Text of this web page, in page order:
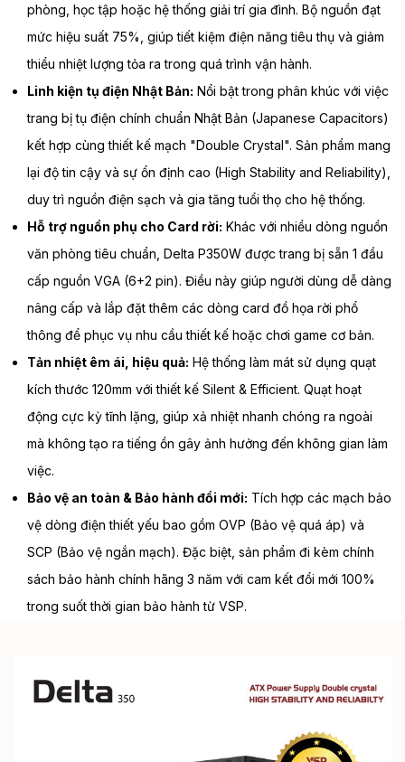
phòng, học tập hoặc hệ thống giải trí gia đình. Bộ nguồn đạt
mức hiệu suất 75%, giúp tiết kiệm điện năng tiêu thụ và giảm
thiểu nhiệt lượng tỏa ra trong quá trình vận hành.
Linh kiện tụ điện Nhật Bản: Nổi bật trong phân khúc với việc
trang bị tụ điện chính chuẩn Nhật Bản (Japanese Capacitors)
kết hợp cùng thiết kế mạch "Double Crystal". Sản phẩm mang
lại độ tin cậy và sự ổn định cao (High Stability and Reliability),
duy trì nguồn điện sạch và gia tăng tuổi thọ cho hệ thống.
Hỗ trợ nguồn phụ cho Card rời: Khác với nhiều dòng nguồn
văn phòng tiêu chuẩn, Delta P350W được trang bị sẵn 1 đầu
cấp nguồn VGA (6+2 pin). Điều này giúp người dùng dễ dàng
nâng cấp và lắp đặt thêm các dòng card đồ họa rời phổ
thông để phục vụ nhu cầu thiết kế hoặc chơi game cơ bản.
Tản nhiệt êm ái, hiệu quả: Hệ thống làm mát sử dụng quạt
kích thước 120mm với thiết kế Silent & Efficient. Quạt hoạt
động cực kỳ tĩnh lặng, giúp xả nhiệt nhanh chóng ra ngoài
mà không tạo ra tiếng ồn gây ảnh hưởng đến không gian làm
việc.
Bảo vệ an toàn & Bảo hành đổi mới: Tích hợp các mạch bảo
vệ dòng điện thiết yếu bao gồm OVP (Bảo vệ quá áp) và
SCP (Bảo vệ ngắn mạch). Đặc biệt, sản phẩm đi kèm chính
sách bảo hành chính hãng 3 năm với cam kết đổi mới 100%
trong suốt thời gian bảo hành từ VSP.